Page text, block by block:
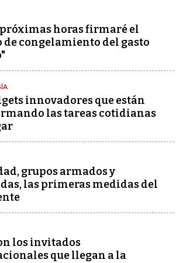
próximas horas firmaré el
de congelamiento del gasto
innovadores que están
las tareas cotidianas
grupos armados y
las primeras medidas del
los invitados
que llegan a la